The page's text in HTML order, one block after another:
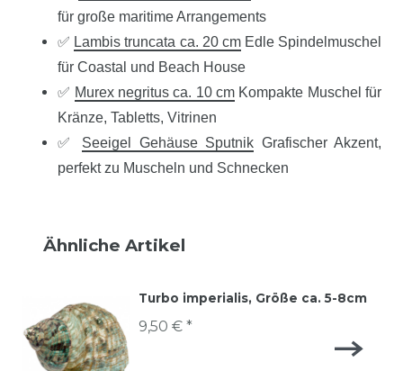
für große maritime Arrangements
✅ Lambis truncata ca. 20 cmEdle Spindelmuschel
für Coastal und Beach House
✅ Murex negritus ca. 10 cm Kompakte Muschel für
Kränze, Tabletts, Vitrinen
✅ Seeigel Gehäuse Sputnik Grafischer Akzent,
perfekt zu Muscheln und Schnecken
Ähnliche Artikel
Turbo imperialis, Größe ca. 5-8cm
9,50 € *